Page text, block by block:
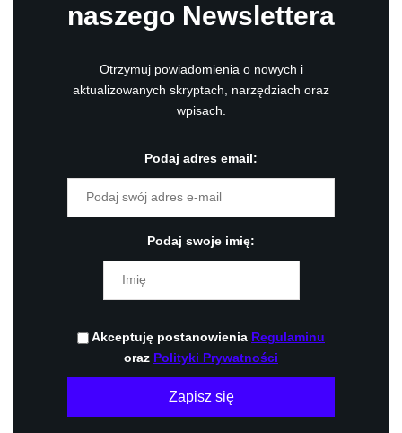
naszego Newslettera
Otrzymuj powiadomienia o nowych i
aktualizowanych skryptach, narzędziach oraz
wpisach.
Podaj adres email:
Podaj swoje imię:
Akceptuję postanowienia Regulaminu
oraz Polityki Prywatności
Zapisz się